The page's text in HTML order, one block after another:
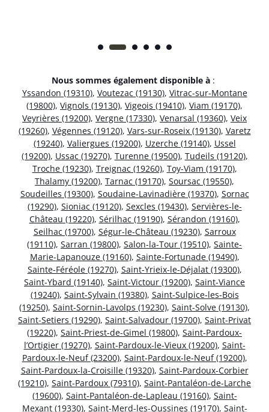
Nous sommes également disponible à :
Yssandon (19310), Voutezac (19130), Vitrac-sur-Montane
(19800), Vignols (19130), Vigeois (19410), Viam (19170),
Veyrières (19200), Vergne (17330), Venarsal (19360), Veix
(19260), Végennes (19120), Vars-sur-Roseix (19130), Varetz
(19240), Valiergues (19200), Uzerche (19140), Ussel
(19200), Ussac (19270), Turenne (19500), Tudeils (19120),
Troche (19230), Treignac (19260), Toy-Viam (19170),
Thalamy (19200), Tarnac (19170), Soursac (19550),
Soudeilles (19300), Soudaine-Lavinadière (19370), Sornac
(19290), Sioniac (19120), Sexcles (19430), Servières-le-
Château (19220), Sérilhac (19190), Sérandon (19160),
Seilhac (19700), Ségur-le-Château (19230), Sarroux
(19110), Sarran (19800), Salon-la-Tour (19510), Sainte-
Marie-Lapanouze (19160), Sainte-Fortunade (19490),
Sainte-Féréole (19270), Saint-Yrieix-le-Déjalat (19300),
Saint-Ybard (19140), Saint-Victour (19200), Saint-Viance
(19240), Saint-Sylvain (19380), Saint-Sulpice-les-Bois
(19250), Saint-Sornin-Lavolps (19230), Saint-Solve (19130),
Saint-Setiers (19290), Saint-Salvadour (19700), Saint-Privat
(19220), Saint-Priest-de-Gimel (19800), Saint-Pardoux-
l’Ortigier (19270), Saint-Pardoux-le-Vieux (19200), Saint-
Pardoux-le-Neuf (23200), Saint-Pardoux-le-Neuf (19200),
Saint-Pardoux-la-Croisille (19320), Saint-Pardoux-Corbier
(19210), Saint-Pardoux (79310), Saint-Pantaléon-de-Larche
(19600), Saint-Pantaléon-de-Lapleau (19160), Saint-
Mexant (19330), Saint-Merd-les-Oussines (19170), Saint-